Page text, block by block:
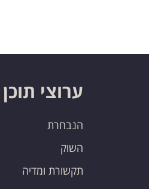
ערוצי תוכן
הנבחרת
השוק
תקשורת ומדיה